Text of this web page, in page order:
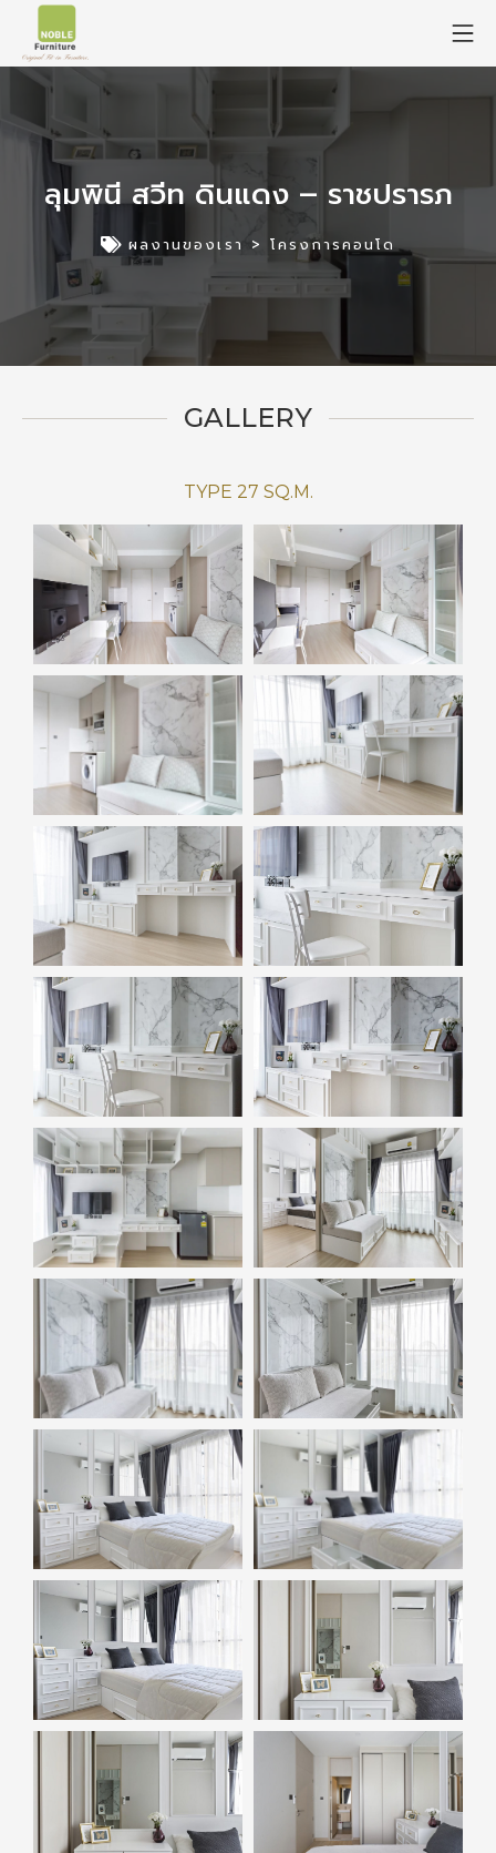
ลุมพินี สวีท ดินแดง – ราชปรารภ
ผลงานของเรา > โครงการคอนโด
GALLERY
TYPE 27 SQ.M.